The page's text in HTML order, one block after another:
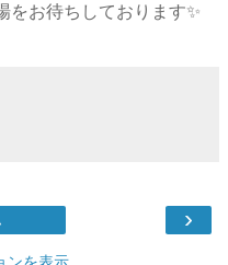
をお待ちしております✨
›
ンを表示